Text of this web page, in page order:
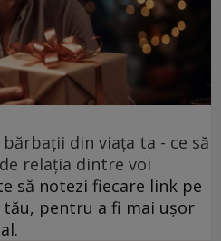
din viața ta - ce să
relația dintre voi
să notezi fiecare link pe
pentru a fi mai ușor